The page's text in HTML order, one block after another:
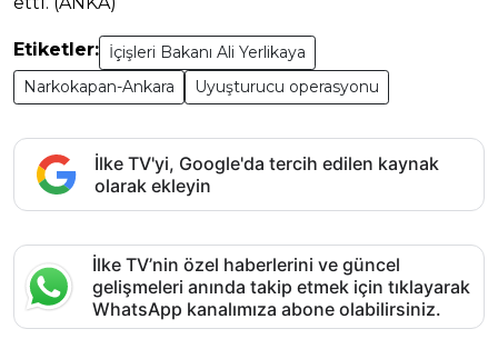
Etiketler: İçişleri Bakanı Ali Yerlikaya
Narkokapan-Ankara
Uyuşturucu operasyonu
İlke TV'yi, Google'da tercih edilen kaynak
olarak ekleyin
İlke TV’nin özel haberlerini ve güncel
gelişmeleri anında takip etmek için tıklayarak
WhatsApp kanalımıza abone olabilirsiniz.